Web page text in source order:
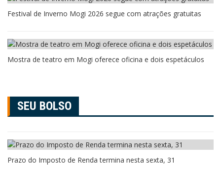
Festival de Inverno Mogi 2026 segue com atrações gratuitas
Mostra de teatro em Mogi oferece oficina e dois espetáculos
SEU BOLSO
Prazo do Imposto de Renda termina nesta sexta, 31